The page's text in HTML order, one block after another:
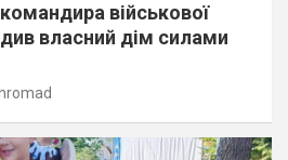
військової
власний дім силами